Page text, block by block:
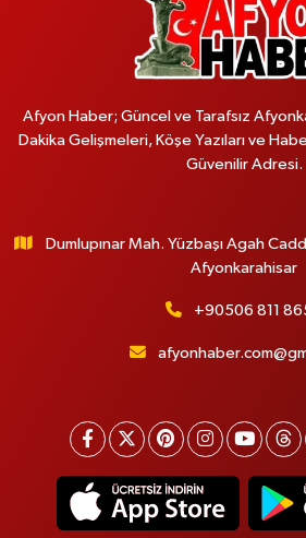
Afyon Haber; Güncel ve Tarafsız
Dakika Gelişmeleri, Köşe Yazıları ve
Güvenilir Adresi.
Dumlupınar Mah. Yüzbaşı Agah
Afyonkarahisar
+90506 811